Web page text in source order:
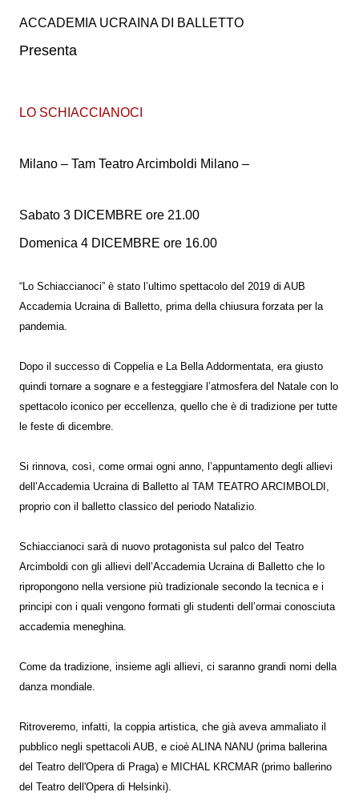
ACCADEMIA UCRAINA DI BALLETTO
Presenta
LO SCHIACCIANOCI
Milano – Tam Teatro Arcimboldi Milano –
Sabato 3 DICEMBRE ore 21.00
Domenica 4 DICEMBRE ore 16.00
“Lo Schiaccianoci” è stato l’ultimo spettacolo del 2019 di AUB
Accademia Ucraina di Balletto, prima della chiusura forzata per la
pandemia.
Dopo il successo di Coppelia e La Bella Addormentata, era giusto
quindi tornare a sognare e a festeggiare l’atmosfera del Natale con lo
spettacolo iconico per eccellenza, quello che è di tradizione per tutte
le feste di dicembre.
Si rinnova, così, come ormai ogni anno, l’appuntamento degli allievi
dell’Accademia Ucraina di Balletto al TAM TEATRO ARCIMBOLDI,
proprio con il balletto classico del periodo Natalizio.
Schiaccianoci sarà di nuovo protagonista sul palco del Teatro
Arcimboldi con gli allievi dell’Accademia Ucraina di Balletto che lo
ripropongono nella versione più tradizionale secondo la tecnica e i
principi con i quali vengono formati gli studenti dell’ormai conosciuta
accademia meneghina.
Come da tradizione, insieme agli allievi, ci saranno grandi nomi della
danza mondiale.
Ritroveremo, infatti, la coppia artistica, che già aveva ammaliato il
pubblico negli spettacoli AUB, e cioè ALINA NANU (prima ballerina
del Teatro dell'Opera di Praga) e MICHAL KRCMAR (primo ballerino
del Teatro dell'Opera di Helsinki).